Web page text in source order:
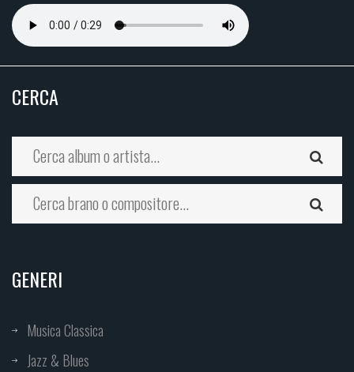
CERCA
GENERI
Musica Classica
Jazz & Blues